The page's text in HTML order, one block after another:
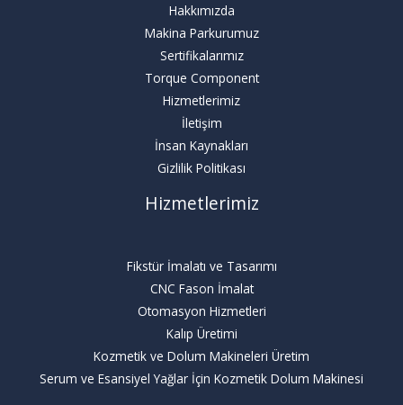
Hakkımızda
Makina Parkurumuz
Sertifikalarımız
Torque Component
Hizmetlerimiz
İletişim
İnsan Kaynakları
Gizlilik Politikası
Hizmetlerimiz
Fikstür İmalatı ve Tasarımı
CNC Fason İmalat
Otomasyon Hizmetleri
Kalıp Üretimi
Kozmetik ve Dolum Makineleri Üretim
Serum ve Esansiyel Yağlar İçin Kozmetik Dolum Makinesi